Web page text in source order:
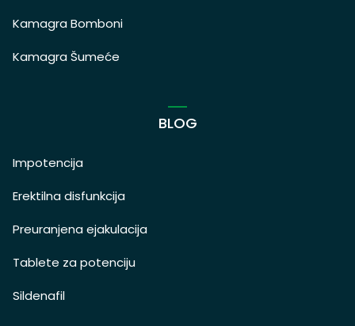
Kamagra Bomboni
Kamagra Šumeće
BLOG
Impotencija
Erektilna disfunkcija
Preuranjena ejakulacija
Tablete za potenciju
Sildenafil